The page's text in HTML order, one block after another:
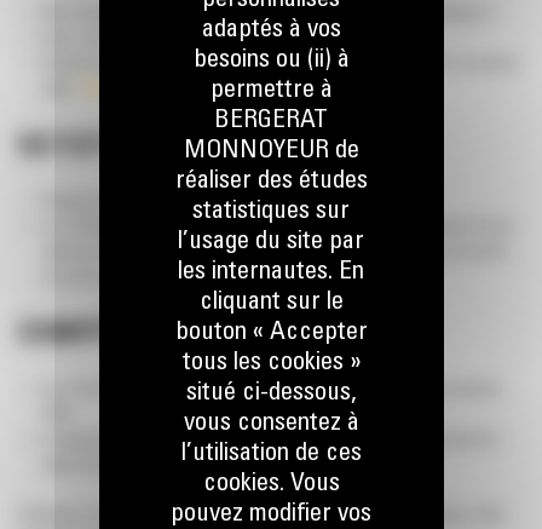
Êtes-vous basé en Belgique et actif dans le secteur de la construction ?
Avez-vous 18 ans ou plus et un numéro de TVA valide ?
Remplissez notre formulaire de participation en ligne avant le 15 novembre
Formulaire de participation
QU’EST-CE QUI VOUS ATTEND ?
Remplissez le formulaire et tentez votre chance
Les 10 finalistes seront annoncés le 15 novembre 2024 en fonction de leur
réponse à la question de tamisage et de leur estimation précise du poids
de notre combinaison de machines CAT.
COMPÉTITION FINALE
Les 10 finalistes sont invités à une compétition en direct le 29 novembre
Le gagnant repart avec une toute nouvelle minipelle CAT, tandis que les
Participez et ne manquez pas cette opportunité ! Bergerat Monnoyeur, votre
adaptés à vos
besoins ou (ii) à
permettre à
BERGERAT
MONNOYEUR de
réaliser des études
statistiques sur
l’usage du site par
les internautes. En
cliquant sur le
bouton « Accepter
tous les cookies »
situé ci-dessous,
vous consentez à
l’utilisation de ces
cookies. Vous
pouvez modifier vos